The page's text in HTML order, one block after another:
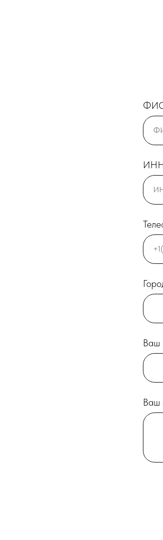
ИНН
Ваш
Ваш